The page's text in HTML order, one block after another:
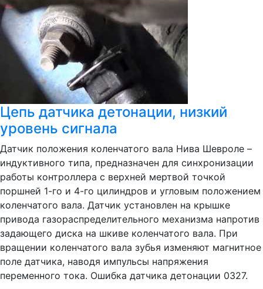
Цепь датчика детонации, низкий
уровень сигнала
Датчик положения коленчатого вала Нива Шевроле –
индуктивного типа, предназначен для синхронизации
работы контроллера с верхней мертвой точкой
поршней 1-го и 4-го цилиндров и угловым положением
коленчатого вала. Датчик установлен на крышке
привода газораспределительного механизма напротив
задающего диска на шкиве коленчатого вала. При
вращении коленчатого вала зубья изменяют магнитное
поле датчика, наводя импульсы напряжения
переменного тока. Ошибка датчика детонации 0327.